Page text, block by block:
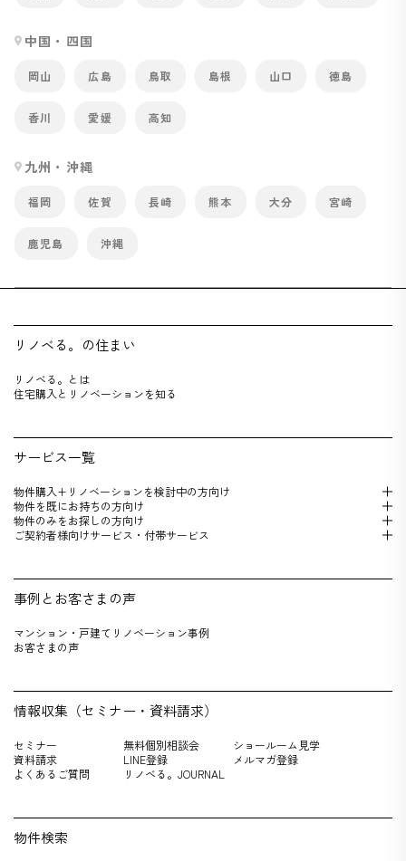
中国・四国
岡山 広島 鳥取 島根 山口 徳島
香川 愛媛 高知
九州・沖縄
福岡 佐賀 長崎 熊本 大分 宮崎
鹿児島 沖縄
リノベる。の住まい
リノベる。とは
住宅購入とリノベーションを知る
サービス一覧
物件購入+リノベーションを検 討中の方向け
物件を既にお持 ちの方向け
物件のみをお探しの方向け
ご契約者様向けサービス・付帯サービス
事例とお客さまの声
マンション・戸建てリノベーション事例
お客さまの声
情報収集（セミナー・資料請求）
セミナー 無料個別相談会
ショールーム見学
資料請求
LINE登録
メルマガ登録
よくあるご質問
リノベる。JOURNAL
物件検索